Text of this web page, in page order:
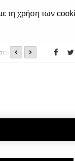
τη χρήση των
2025